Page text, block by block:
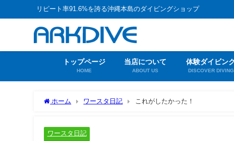
リピート率91.6%を誇る沖縄本島のダイビングショップ
トップページ
HOME
当店について
ABOUT US
体験ダイビン
DISCOVER DIVING
ホーム ワースタ日記 これがしたかった！
ワースタ日記